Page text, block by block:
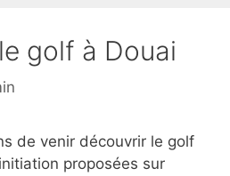
golf à Douai
de venir découvrir le golf
proposées sur